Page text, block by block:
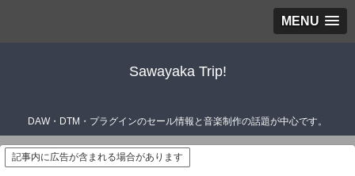
MENU
Sawayaka Trip!
DAW・DTM・プラグインのセール情報と音楽制作の話題が中心です。
記事内に広告が含まれる場合があります